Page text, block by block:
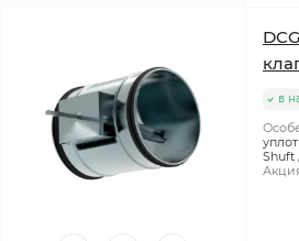
в
Shuft